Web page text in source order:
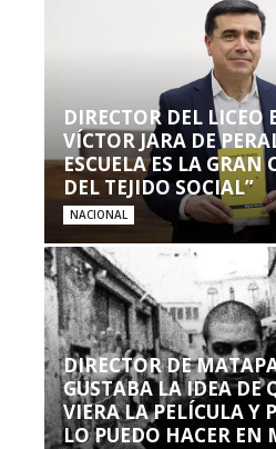
DIRECTOR DEL
VÍCTOR JARA DE
ESCUELA ES LA GRAN
DEL TEJIDO SOCIAL”
NACIONAL
DIRECTOR DE
GUSTABA LA IDEA DE
VIERA LA PELÍCULA Y
LO PUEDO HACER EN